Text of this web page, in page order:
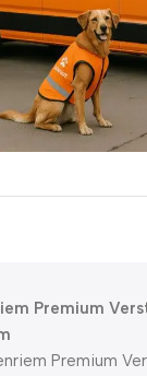
Premium
Premium